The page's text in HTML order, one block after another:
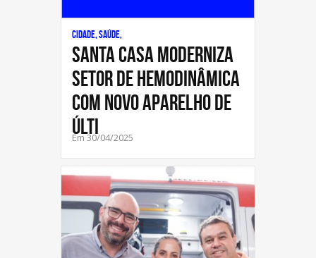
Cidade, Saúde,
Santa Casa moderniza
setor de hemodinâmica
com novo aparelho de
últi
Em 30/04/2025